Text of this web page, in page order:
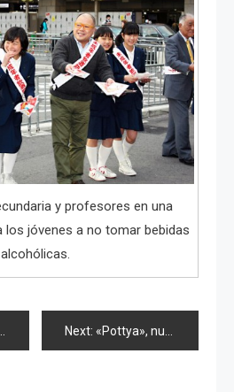
y profesores en una
los jóvenes a no tomar bebidas
alcohólicas.
Next: «Pottya», nueva unit de cinco integrantes que suman 380 kilos